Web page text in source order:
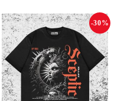
-30%